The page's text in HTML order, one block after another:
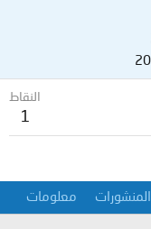
النقاط
1
المنشورات معلومات